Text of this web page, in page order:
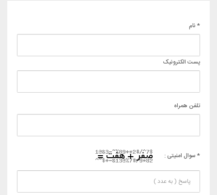
* نام
پست الکترونیک
تلفن همراه
* سوال امنیتی :